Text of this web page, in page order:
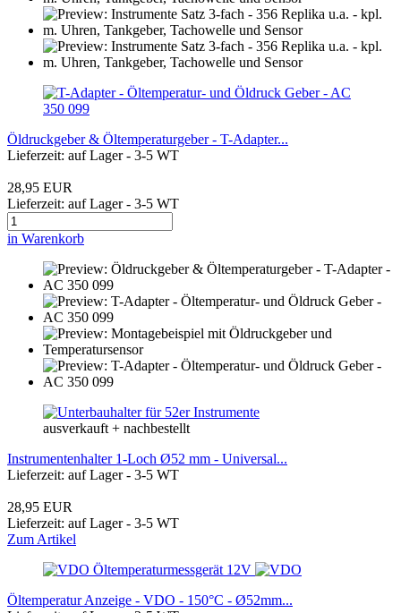
Öldruckgeber & Öltemperaturgeber - T-Adapter...
Lieferzeit: auf Lager - 3-5 WT
28,95 EUR
Lieferzeit: auf Lager - 3-5 WT
in Warenkorb
ausverkauft + nachbestellt
Instrumentenhalter 1-Loch Ø52 mm - Universal...
Lieferzeit: auf Lager - 3-5 WT
28,95 EUR
Lieferzeit: auf Lager - 3-5 WT
Zum Artikel
Öltemperatur Anzeige - VDO - 150°C - Ø52mm...